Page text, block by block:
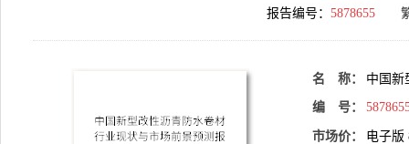
报告编号： 5878655
名 称： 中国新
编 号：
市场价： 电子版